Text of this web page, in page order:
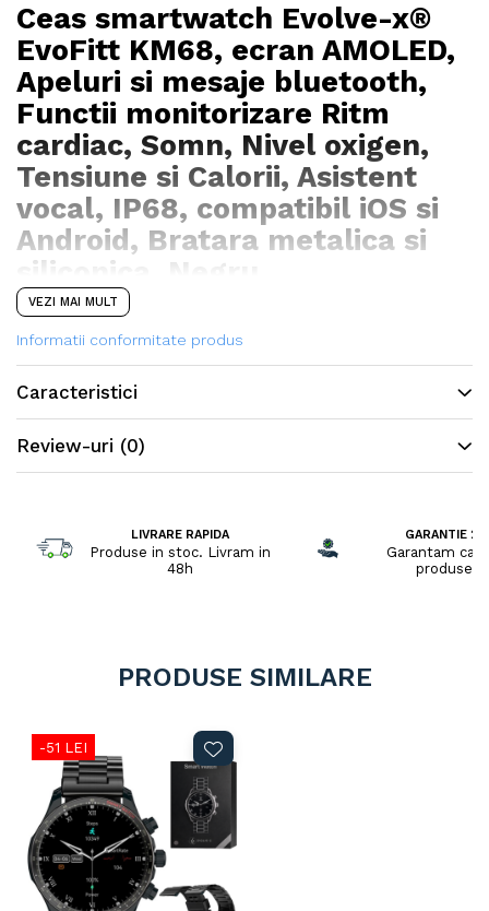
Ceas smartwatch Evolve-x®
EvoFitt KM68, ecran AMOLED,
Apeluri si mesaje bluetooth,
Functii monitorizare Ritm
cardiac, Somn, Nivel oxigen,
Tensiune si Calorii, Asistent
vocal, IP68, compatibil iOS si
Android, Bratara metalica si
siliconica, Negru
VEZI MAI MULT
Informatii conformitate produs
Caracteristici
Review-uri (0)
LIVRARE RAPIDA
Produse in stoc. Livram in
48h
GARANTIE 2
Garantam
PRODUSE SIMILARE
-51 LEI